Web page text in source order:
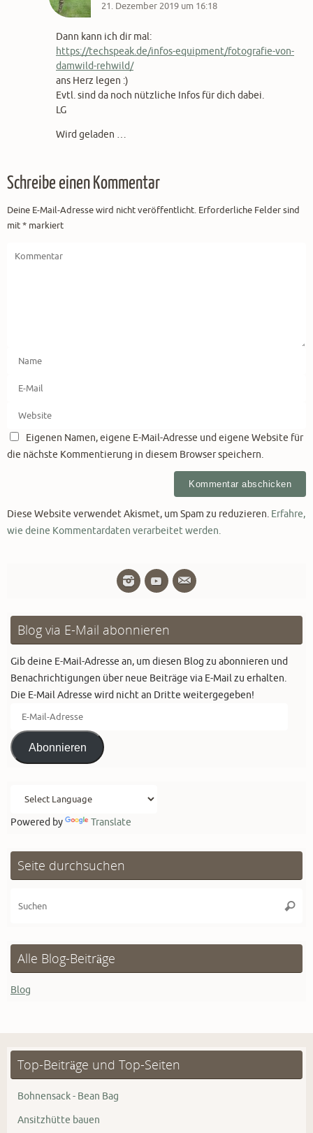
21. Dezember 2019 um 16:18
Dann kann ich dir mal:
https://techspeak.de/infos-equipment/fotografie-von-
damwild-rehwild/
ans Herz legen :)
Evtl. sind da noch nützliche Infos für dich dabei.
LG
Wird geladen …
Schreibe einen Kommentar
Deine E-Mail-Adresse wird nicht veröffentlicht. Erforderliche Felder sind
mit* markiert
Eigenen Namen, eigene E-Mail-Adresse und eigene Website für
die nächste Kommentierung in diesem Browser speichern.
Diese Website verwendet Akismet, um Spam zu reduzieren. Erfahre,
wie deine Kommentardaten verarbeitet werden.
Blog via E-Mail abonnieren
Gib deine E-Mail-Adresse an, um diesen Blog zu abonnieren und
Benachrichtigungen über neue Beiträge via E-Mail zu erhalten.
Die E-Mail Adresse wird nicht an Dritte weitergegeben!
Mail-
AdresseAbonnieren
Powered by Translate
Seite durchsuchen
Alle Blog-Beiträge
Blog
Top-Beiträge und Top-Seiten
Bohnensack - Bean Bag
Ansitzhütte bauen